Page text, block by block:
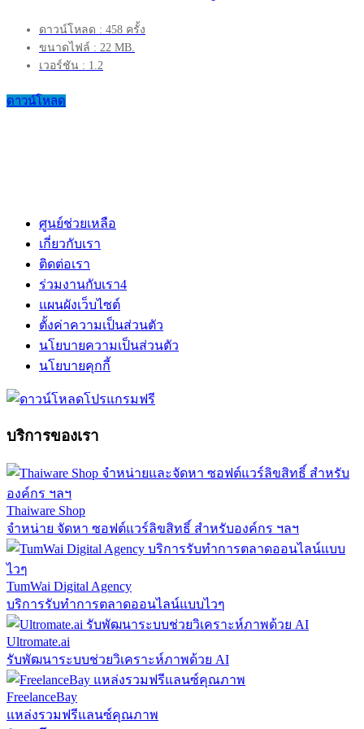
ดาวน์โหลด : 458 ครั้ง
ขนาดไฟล์ : 22 MB.
เวอร์ชัน : 1.2
ดาวน์โหลด
ศูนย์ช่วยเหลือ
เกี่ยวกับเรา
ติดต่อเรา
ร่วมงานกับเรา4
แผนผังเว็บไซต์
ตั้งค่าความเป็นส่วนตัว
นโยบายความเป็นส่วนตัว
นโยบายคุกกี้
บริการของเรา
Thaiware Shop
จำหน่าย จัดหา ซอฟต์แวร์ลิขสิทธิ์ สำหรับองค์กร ฯลฯ
TumWai Digital Agency
บริการรับทำการตลาดออนไลน์แบบไวๆ
Ultromate.ai
รับพัฒนาระบบช่วยวิเคราะห์ภาพด้วย AI
FreelanceBay
แหล่งรวมฟรีแลนซ์คุณภาพ